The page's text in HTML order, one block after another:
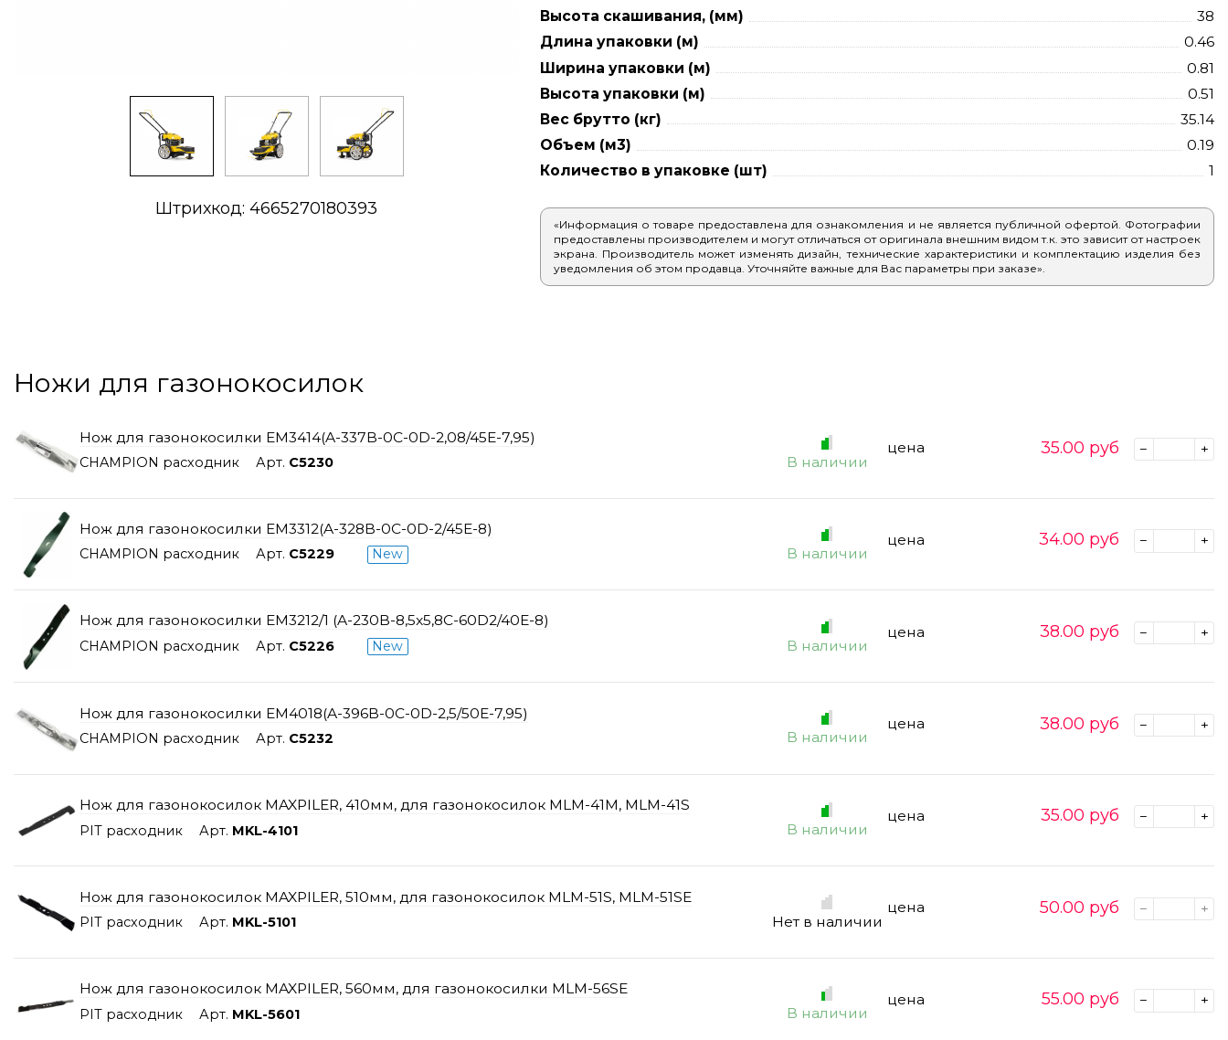
Штрихкод: 4665270180393
Высота скашивания, (мм)
38
Длина упаковки (м)
0.46
Ширина упаковки (м)
0.81
Высота упаковки (м)
0.51
Вес брутто (кг)
35.14
Объем (м3)
0.19
Количество в упаковке (шт)
1
«Информация о товаре предоставлена для ознакомления и не является публичной офертой. Фотографии
предоставлены производителем и могут отличаться от оригинала внешним видом т.к. это зависит от настроек
экрана. Производитель может изменять дизайн, технические характеристики и комплектацию изделия без
уведомления об этом продавца. Уточняйте важные для Вас параметры при заказе».
Ножи для газонокосилок
Нож для газонокосилки EM3414(A-337B-0C-0D-2,08/45E-7,95)
CHAMPION расходник Арт. C5230 В наличии
цена 35.00 руб
Нож для газонокосилки EM3312(A-328B-0C-0D-2/45E-8)
CHAMPION расходник Арт. C5229 New В наличии
цена 34.00 руб
Нож для газонокосилки EM3212/1 (A-230B-8,5x5,8C-60D2/40E-8)
CHAMPION расходник Арт. С5226 New В наличии
цена 38.00 руб
Нож для газонокосилки ЕМ4018(A-396B-0C-0D-2,5/50E-7,95)
CHAMPION расходник Арт. C5232 В наличии
цена 38.00 руб
Нож для газонокосилок MAXPILER, 410мм, для газонокосилок MLM-41M, MLM-41S
PIT расходник Арт. MKL-4101 В наличии
цена 35.00 руб
Нож для газонокосилок MAXPILER, 510мм, для газонокосилок MLM-51S, MLM-51SE
PIT расходник Арт. MKL-5101 Нет в наличии
цена 50.00 руб
Нож для газонокосилок MAXPILER, 560мм, для газонокосилки MLM-56SE
PIT расходник Арт. MKL-5601 В наличии
цена 55.00 руб